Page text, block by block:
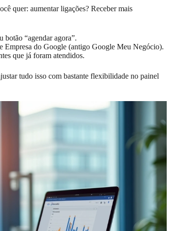
quer: aumentar ligações? Receber mais
botão “agendar agora”.
Empresa do Google (antigo Google Meu Negócio).
que já foram atendidos.
tudo isso com bastante flexibilidade no painel